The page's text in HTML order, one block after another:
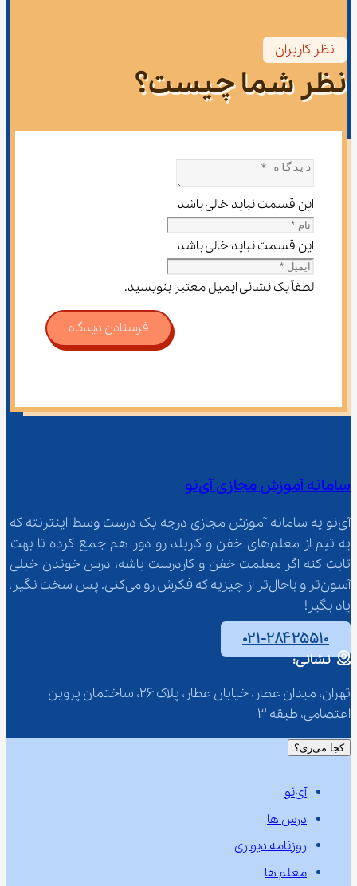
نظر کاربران
نظر شما چیست؟
این قسمت نباید خالی باشد
این قسمت نباید خالی باشد
لطفاً یک نشانی ایمیل معتبر بنویسید.
فرستادن دیدگاه
سامانه آموزش مجازی آی‌نو
آی‌نو یه سامانه آموزش مجازی درجه یک درست وسط اینترنته که
یه تیم از معلم‌‌های خفن و کاربلد رو دور هم جمع کرده تا بهت
ثابت کنه اگر معلمت خفن و کاردرست باشه؛ درس خوندن خیلی
آسون‌تر و باحال‌تر از چیزیه که فکرش رو می‌کنی. پس سخت نگیر،
یاد بگیر!
۰۲۱-۲۸۴۲۵۵۱۰
نشانی:
تهران، میدان عطار، خیابان عطار، پلاک 26، ساختمان پروین
اعتصامی، طبقه 3
کجا می‌ری؟
آی‌نو
درس ها
روزنامه دیواری
معلم ها